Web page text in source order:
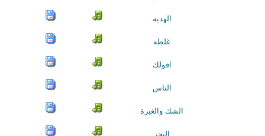
الهديه
غلطه
اقولك
الناس
الشك والغيرة
البحر